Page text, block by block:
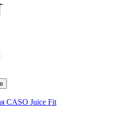
CASO Juice Fit